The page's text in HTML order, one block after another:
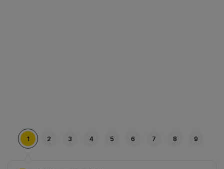
1 2 3 4 5 6 7 8 9